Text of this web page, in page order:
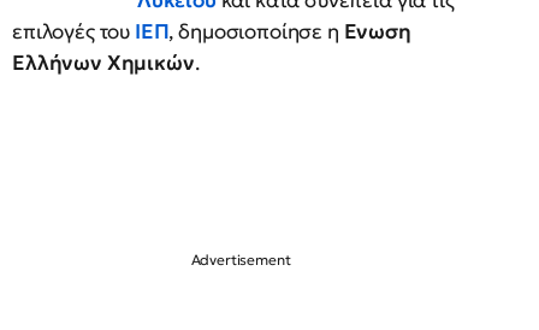
επιλογές του ΙΕΠ, δημοσιοποίησε η Ενωση
Ελλήνων Χημικών.